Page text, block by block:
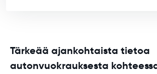
Tärkeää ajankohtaista tietoa
autonvuokrauksesta